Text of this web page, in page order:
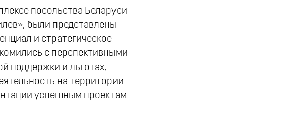
посольства Беларуси
были представлены
и стратегическое
с перспективными
поддержки и льготах,
на территории
успешным проектам